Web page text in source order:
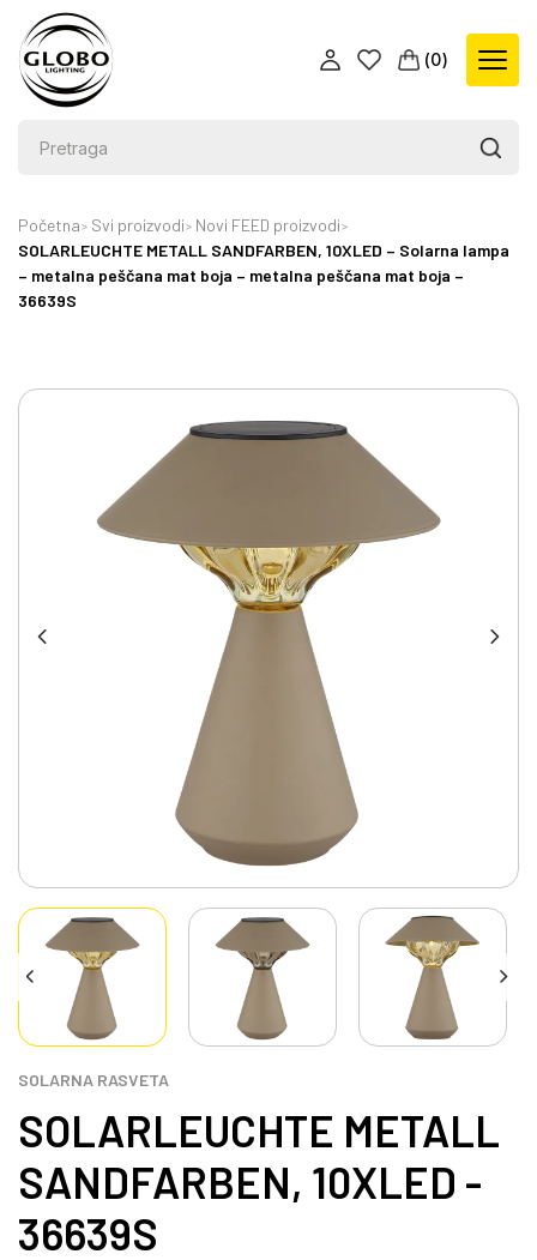
(0)
Početna Svi proizvodi
Novi FEED proizvodi
SOLARLEUCHTE METALL SANDFARBEN, 10XLED – Solarna lampa
– metalna peščana mat boja – metalna peščana mat boja –
36639S
SOLARNA RASVETA
SOLARLEUCHTE METALL
SANDFARBEN, 10XLED -
36639S